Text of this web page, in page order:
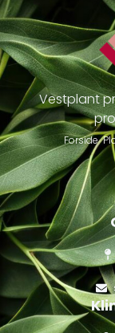
Vestplant
Forside